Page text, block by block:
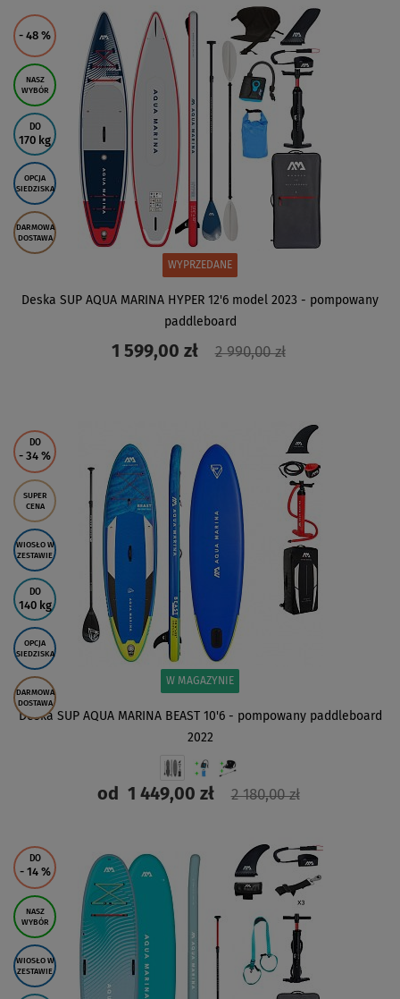
ZOBACZ
- 48 %
NASZ
WYBÓR
DO
170 kg
OPCJA
SIEDZISKA
DARMOWA
DOSTAWA
WYPRZEDANE
Deska SUP AQUA MARINA HYPER 12'6 model 2023 - pompowany
paddleboard
1 599,00 zł 2 990,00 zł
DO
- 34 %
SUPER
CENA
WIOSŁO W
ZESTAWIE
DO
140 kg
OPCJA
SIEDZISKA
DARMOWA
DOSTAWA
W MAGAZYNIE
Deska SUP AQUA MARINA BEAST 10'6 - pompowany paddleboard
2022
od1 449,00 zł 2 180,00 zł
DO
- 14 %
NASZ
WYBÓR
WIOSŁO W
ZESTAWIE